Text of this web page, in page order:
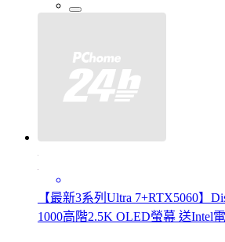
【最新3系列Ultra 7+RTX5060】
1000高階2.5K OLED螢幕 送Intel